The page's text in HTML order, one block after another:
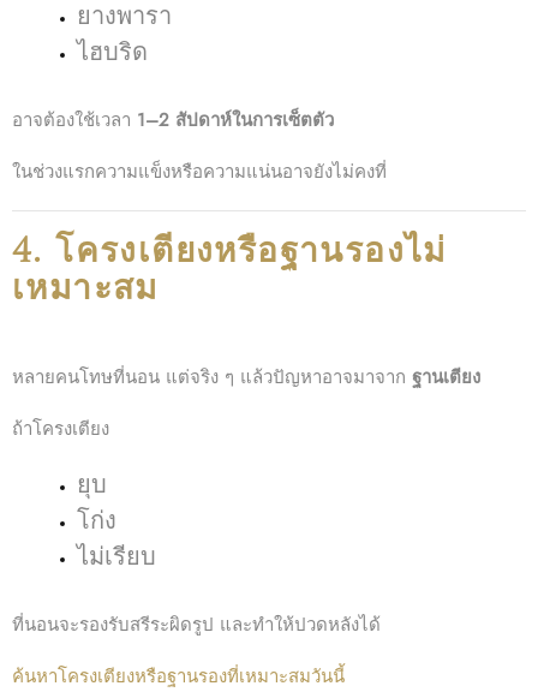
ยางพารา
ไฮบริด
อาจต้องใช้เวลา 1–2 สัปดาห์ในการเซ็ตตัว
ในช่วงแรกความแข็งหรือความแน่นอาจยังไม่คงที่
4. โครงเตียงหรือฐานรองไม่
เหมาะสม
หลายคนโทษที่นอน แต่จริง ๆ แล้วปัญหาอาจมาจาก ฐานเตียง
ถ้าโครงเตียง
ยุบ
โก่ง
ไม่เรียบ
ที่นอนจะรองรับสรีระผิดรูป และทำให้ปวดหลังได้
ค้นหาโครงเตียงหรือฐานรองที่เหมาะสมวันนี้